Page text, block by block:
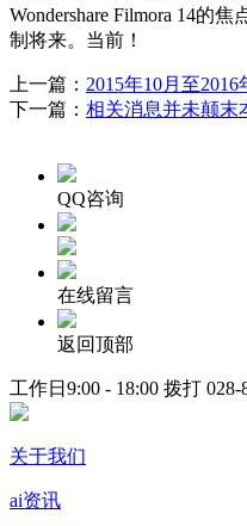
Wondershare Filmora 14的
制将来。当前！
上一篇： 2015年10月至
下一篇： 相关消息并未颠末
QQ咨询
在线留言
返回顶部
工作日9:00 - 18:00 拨打 028-
关于我们
ai资讯